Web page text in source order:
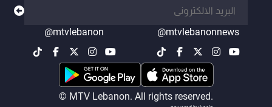
@mtvlebanonnews
@mtvlebanon
© MTV Lebanon. All rights reserved.